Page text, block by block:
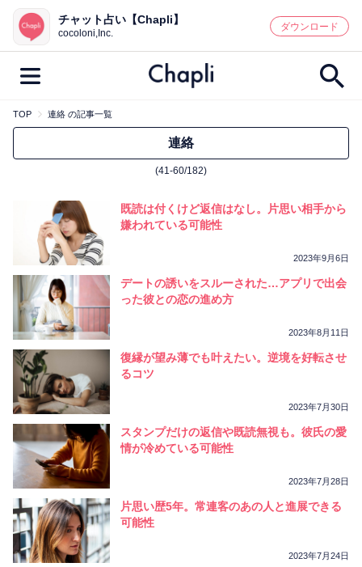
鑑定記事・占い師検索
最新記事一覧
カテゴリー別
鑑定
キーワード別
彼の気持ち 恋の行方 時期
今週の運勢
相性 連絡
チャット占い【Chapli】
cocoloni,Inc.
ダウンロード
TOP 連絡 の記事一覧
連絡
(41-60/182)
既読は付くけど返信はなし。片思い相手から
嫌われている可能性
2023年9月6日
デートの誘いをスルーされた…アプリで出会
った彼との恋の進め方
2023年8月11日
復縁が望み薄でも叶えたい。逆境を好転させ
るコツ
2023年7月30日
スタンプだけの返信や既読無視も。彼氏の愛
情が冷めている可能性
2023年7月28日
片思い歴5年。常連客のあの人と進展できる
可能性
2023年7月24日